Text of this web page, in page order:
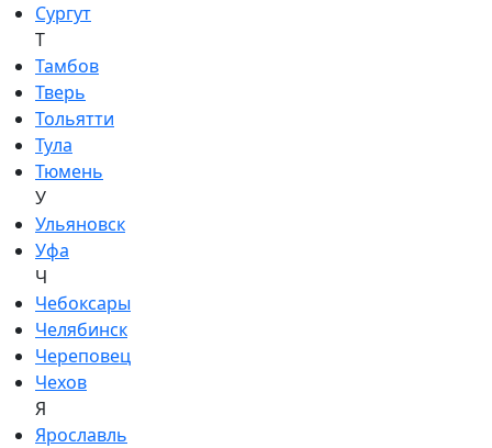
Сургут
Т
Тамбов
Тверь
Тольятти
Тула
Тюмень
У
Ульяновск
Уфа
Ч
Чебоксары
Челябинск
Череповец
Чехов
Я
Ярославль